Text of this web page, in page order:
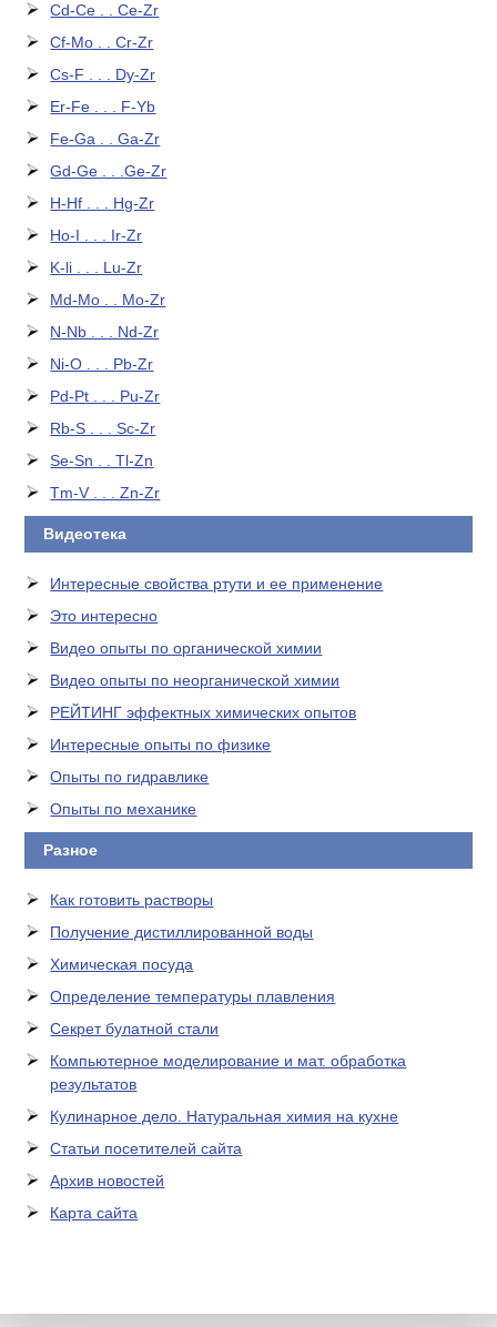
Cd-Ce . . Ce-Zr
Cf-Mo . . Cr-Zr
Cs-F . . . Dy-Zr
Er-Fe . . . F-Yb
Fe-Ga . . Ga-Zr
Gd-Ge . . .Ge-Zr
H-Hf . . . Hg-Zr
Ho-I . . . Ir-Zr
K-li . . . Lu-Zr
Md-Mo . . Mo-Zr
N-Nb . . . Nd-Zr
Ni-O . . . Pb-Zr
Pd-Pt . . . Pu-Zr
Rb-S . . . Sc-Zr
Se-Sn . . Tl-Zn
Tm-V . . . Zn-Zr
Видеотека
Интересные свойства ртути и ее применение
Это интересно
Видео опыты по органической химии
Видео опыты по неорганической химии
РЕЙТИНГ эффектных химических опытов
Интересные опыты по физике
Опыты по гидравлике
Опыты по механике
Разное
Как готовить растворы
Получение дистиллированной воды
Химическая посуда
Определение температуры плавления
Секрет булатной стали
Компьютерное моделирование и мат. обработка
результатов
Кулинарное дело. Натуральная химия на кухне
Статьи посетителей сайта
Архив новостей
Карта сайта